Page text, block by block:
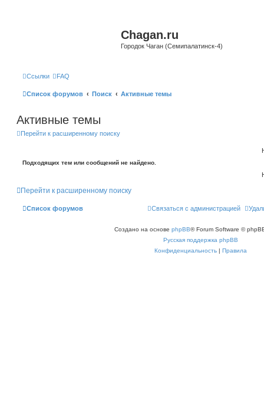
Chagan.ru
Городок Чаган (Семипалатинск-4)
Ссылки FAQ
Список форумов Поиск Активные темы
Активные темы
Перейти к расширенному поиску
Подходящих тем или сообщений не найдено.
Перейти к расширенному поиску
Список форумов Связаться с администрацией
Создано на основе phpBB® Forum Software ©
Русская поддержка phpBB
Конфиденциальность | Правила